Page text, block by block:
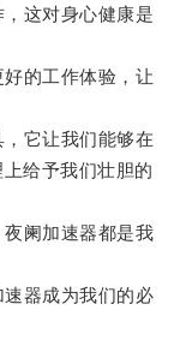
这对身心健康是
的工作体验，让
它让我们能够在
给予我们壮胆的
阑加速器都是我
器成为我们的必